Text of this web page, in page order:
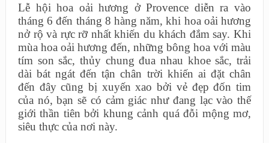
Lễ hội hoa oải hương ở Provence diễn ra vào
tháng 6 đến tháng 8 hàng năm, khi hoa oải hương
nở rộ và rực rỡ nhất khiến du khách đắm say. Khi
mùa hoa oải hương đến, những bông hoa với màu
tím son sắc, thủy chung đua nhau khoe sắc, trải
dài bát ngát đến tận chân trời khiến ai đặt chân
đến đây cũng bị xuyến xao bởi vẻ đẹp đốn tim
của nó, bạn sẽ có cảm giác như đang lạc vào thế
giới thần tiên bởi khung cảnh quá đỗi mộng mơ,
siêu thực của nơi này.